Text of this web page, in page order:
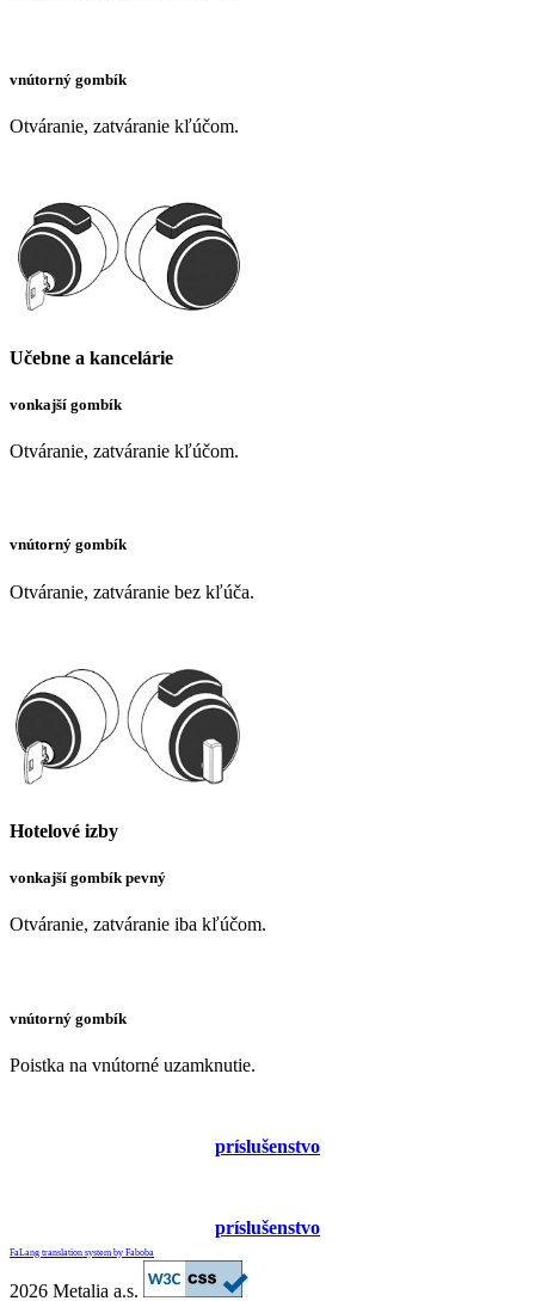
vnútorný gombík
Otváranie, zatváranie kľúčom.
Učebne a kancelárie
vonkajší gombík
Otváranie, zatváranie kľúčom.
vnútorný gombík
Otváranie, zatváranie bez kľúča.
Hotelové izby
vonkajší gombík pevný
Otváranie, zatváranie iba kľúčom.
vnútorný gombík
Poistka na vnútorné uzamknutie.
príslušenstvo
príslušenstvo
FaLang translation system by Faboba
2026 Metalia a.s.